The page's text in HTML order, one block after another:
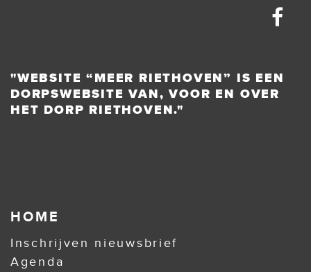
"WEBSITE “MEER RIETHOVEN” IS EEN
DORPSWEBSITE VAN, VOOR EN OVER
HET DORP RIETHOVEN."
HOME
Inschrijven nieuwsbrief
Agenda